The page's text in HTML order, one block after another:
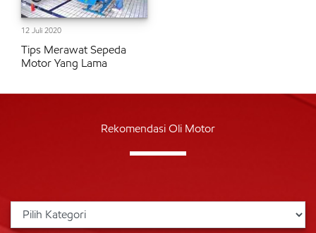
12 Juli 2020
Tips Merawat Sepeda
Motor Yang Lama
Rekomendasi Oli Motor